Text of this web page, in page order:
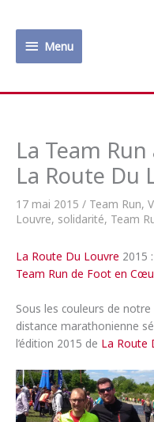
contenuMenu
Menu
La Team
La Route Du
17 mai 2015 / Team Run,
Louvre, solidarité, Team
La Route Du Louvre 2015
Team Run de Foot en
Sous les couleurs de
distance marathonienne
l’édition 2015 de La Route